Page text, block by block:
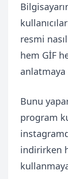
resmi
hem GİF
anlatmaya
Bunu
program
indirirken